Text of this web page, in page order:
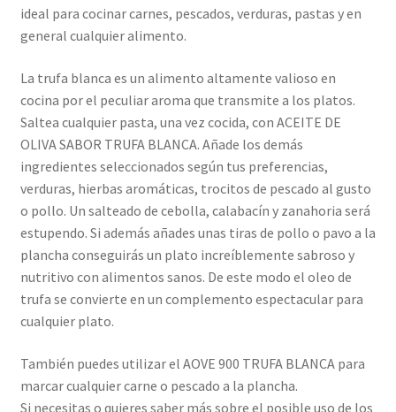
ideal para cocinar carnes, pescados, verduras, pastas y en
general cualquier alimento.
La trufa blanca es un alimento altamente valioso en
cocina por el peculiar aroma que transmite a los platos.
Saltea cualquier pasta, una vez cocida, con ACEITE DE
OLIVA SABOR TRUFA BLANCA. Añade los demás
ingredientes seleccionados según tus preferencias,
verduras, hierbas aromáticas, trocitos de pescado al gusto
o pollo. Un salteado de cebolla, calabacín y zanahoria será
estupendo. Si además añades unas tiras de pollo o pavo a la
plancha conseguirás un plato increíblemente sabroso y
nutritivo con alimentos sanos. De este modo el oleo de
trufa se convierte en un complemento espectacular para
cualquier plato.
También puedes utilizar el AOVE 900 TRUFA BLANCA para
marcar cualquier carne o pescado a la plancha.
Si necesitas o quieres saber más sobre el posible uso de los